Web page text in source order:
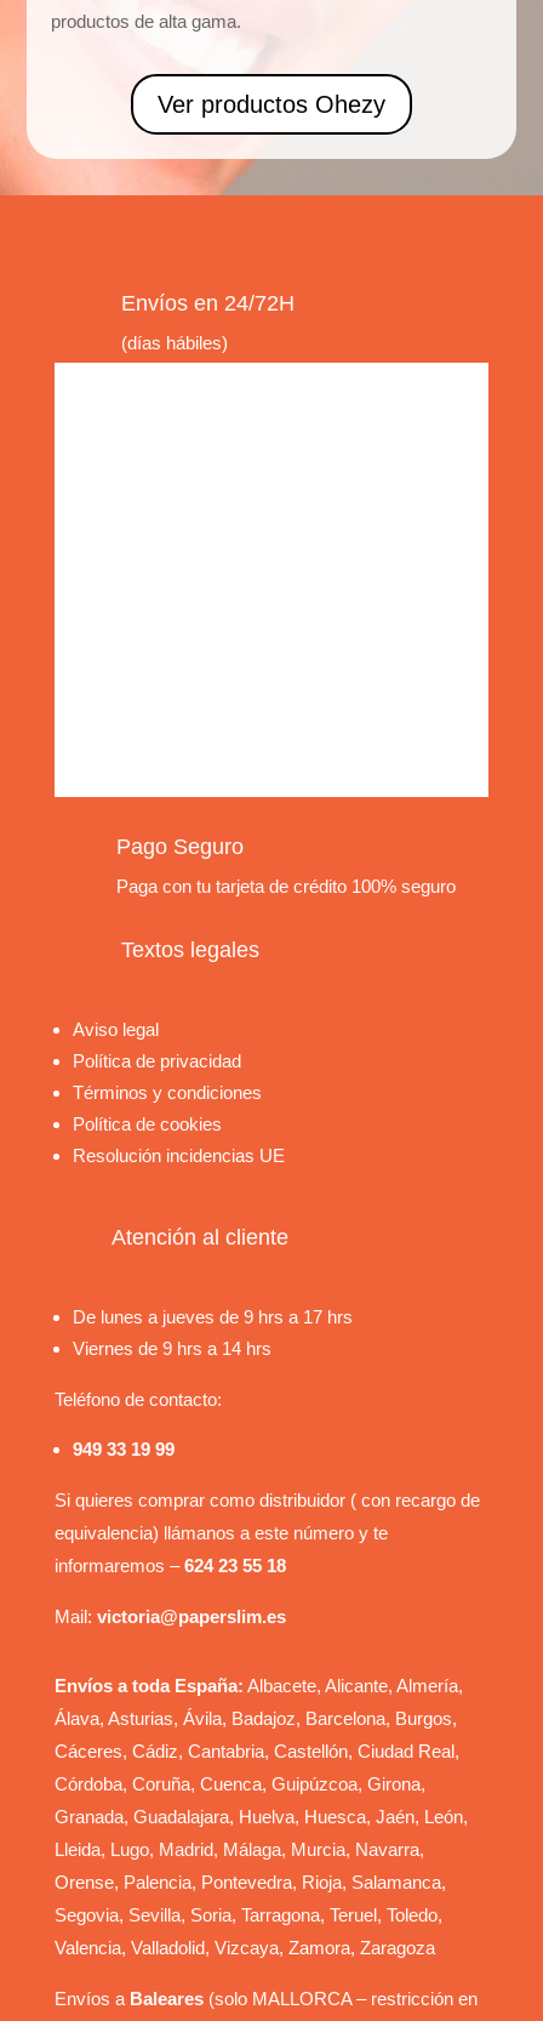
productos de alta gama.
Ver productos Ohezy
Envíos en 24/72H
(días hábiles)
Pago Seguro
Paga con tu tarjeta de crédito 100% seguro
Textos legales
Aviso legal
Política de privacidad
Términos y condiciones
Política de cookies
Resolución incidencias UE
Atención al cliente
De lunes a jueves de 9 hrs a 17 hrs
Viernes de 9 hrs a 14 hrs
Teléfono de contacto:
949 33 19 99
Si quieres comprar como distribuidor ( con recargo de
equivalencia) llámanos a este número y te
informaremos –624 23 55 18
Mail: victoria@paperslim.es
Envíos a toda España: Albacete, Alicante, Almería,
Álava, Asturias, Ávila, Badajoz, Barcelona, Burgos,
Cáceres, Cádiz, Cantabria, Castellón, Ciudad Real,
Córdoba, Coruña, Cuenca, Guipúzcoa, Girona,
Granada, Guadalajara, Huelva, Huesca, Jaén, León,
Lleida, Lugo, Madrid, Málaga, Murcia, Navarra,
Orense, Palencia, Pontevedra, Rioja, Salamanca,
Segovia, Sevilla, Soria, Tarragona, Teruel, Toledo,
Valencia, Valladolid, Vizcaya, Zamora, Zaragoza
Envíos a Baleares(solo MALLORCA – restricción en